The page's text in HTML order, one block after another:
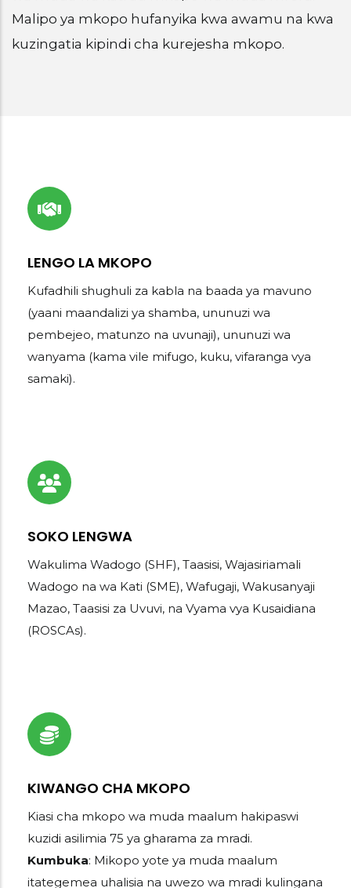
Malipo ya mkopo hufanyika kwa awamu na kwa
kuzingatia kipindi cha kurejesha mkopo.
LENGO LA MKOPO
Kufadhili shughuli za kabla na baada ya mavuno
(yaani maandalizi ya shamba, ununuzi wa
pembejeo, matunzo na uvunaji), ununuzi wa
wanyama (kama vile mifugo, kuku, vifaranga vya
samaki).
SOKO LENGWA
Wakulima Wadogo (SHF), Taasisi, Wajasiriamali
Wadogo na wa Kati (SME), Wafugaji, Wakusanyaji
Mazao, Taasisi za Uvuvi, na Vyama vya Kusaidiana
(ROSCAs).
KIWANGO CHA MKOPO
Kiasi cha mkopo wa muda maalum hakipaswi
kuzidi asilimia 75 ya gharama za mradi.
Kumbuka: Mikopo yote ya muda maalum
itategemea uhalisia na uwezo wa mradi kulingana